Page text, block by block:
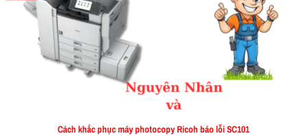
Cách khắc phục máy photocopy Ricoh báo lỗi SC101